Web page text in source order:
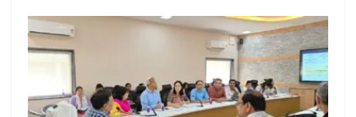
o
k
p